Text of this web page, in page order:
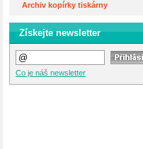
Archiv kopírky tiskárny
Získejte newsletter
Co je náš newsletter